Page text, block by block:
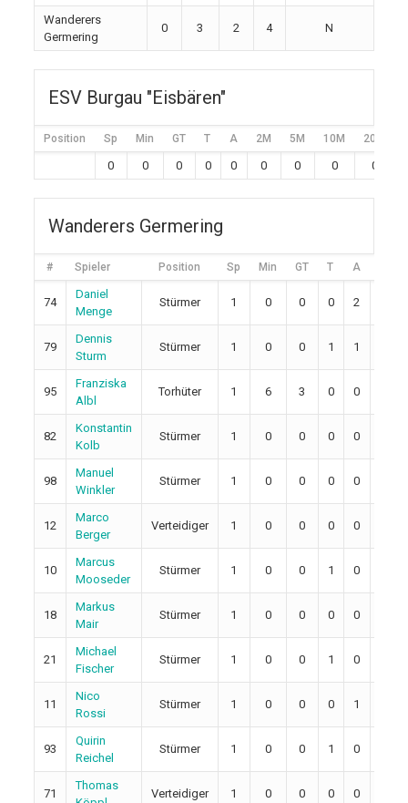
Wanderers
Germering
0 3 2 4 N
ESV Burgau "Eisbären"
Position Sp Min GT T A 2M 5M 10M 20M
0 0 0 0 0 0 0 0 0
Wanderers Germering
# Spieler Position Sp Min GT T A
74
Daniel
Menge
Stürmer 1 0 0 0 2
79
Dennis
Sturm
Stürmer 1 0 0 1 1
95
Franziska
Albl
Torhüter 1 6 3 0 0
82
Konstantin
Kolb
Stürmer 1 0 0 0 0
98
Manuel
Winkler
Stürmer 1 0 0 0 0
12
Marco
Berger
Verteidiger 1 0 0 0 0
10
Marcus
Mooseder
Stürmer 1 0 0 1 0
18
Markus
Mair
Stürmer 1 0 0 0 0
21
Michael
Fischer
Stürmer 1 0 0 1 0
11
Nico
Rossi
Stürmer 1 0 0 0 1
93
Quirin
Reichel
Stürmer 1 0 0 1 0
71
Thomas
Verteidiger 1 0 0 0 0